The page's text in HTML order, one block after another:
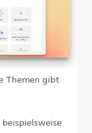
Themen gibt